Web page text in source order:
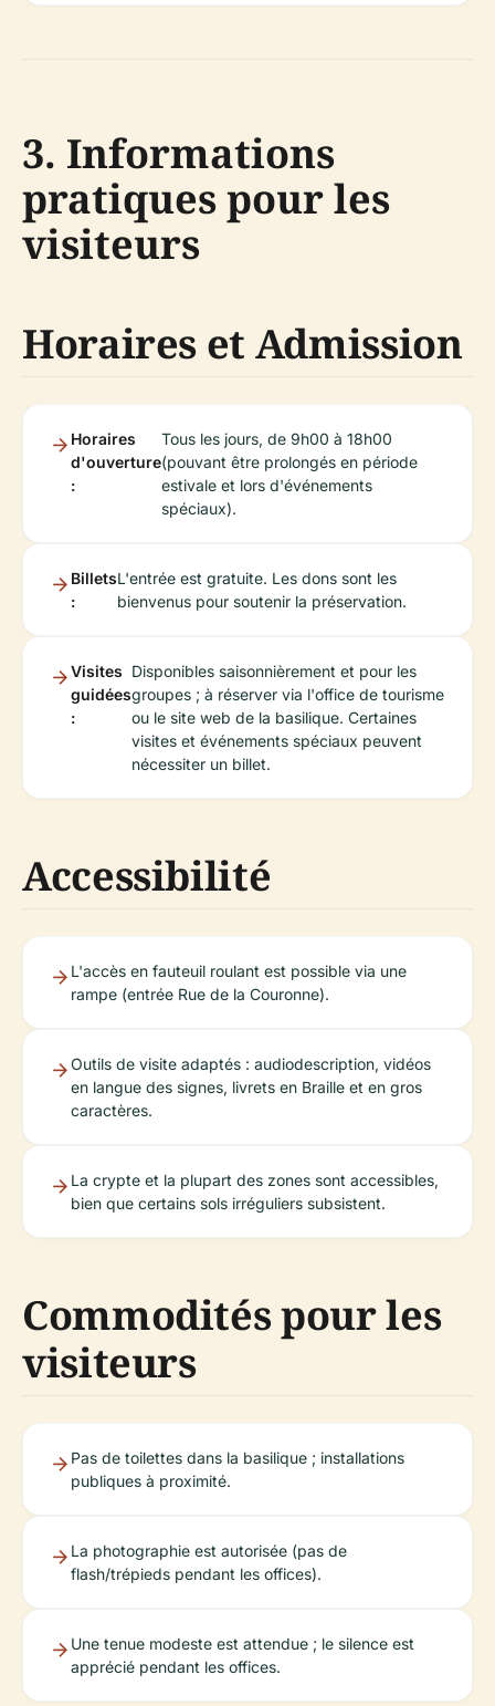
3. Informations
pratiques pour les
visiteurs
Horaires et Admission
Horaires
d'ouverture
:
Tous les jours, de 9h00 à 18h00
(pouvant être prolongés en période
estivale et lors d'événements
spéciaux).
Billets
:
L'entrée est gratuite. Les dons sont les
bienvenus pour soutenir la préservation.
Visites
guidées
:
Disponibles saisonnièrement et pour les
groupes ; à réserver via l'office de tourisme
ou le site web de la basilique. Certaines
visites et événements spéciaux peuvent
nécessiter un billet.
Accessibilité
L'accès en fauteuil roulant est possible via une
rampe (entrée Rue de la Couronne).
Outils de visite adaptés : audiodescription, vidéos
en langue des signes, livrets en Braille et en gros
caractères.
La crypte et la plupart des zones sont accessibles,
bien que certains sols irréguliers subsistent.
Commodités pour les
visiteurs
Pas de toilettes dans la basilique ; installations
publiques à proximité.
La photographie est autorisée (pas de
flash/trépieds pendant les offices).
Une tenue modeste est attendue ; le silence est
apprécié pendant les offices.